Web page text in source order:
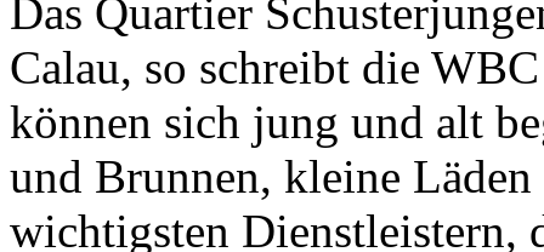
Das Quartier
Calau, so schreibt die
können sich jung und alt
und Brunnen, kleine Läden
wichtigsten Dienstleistern,